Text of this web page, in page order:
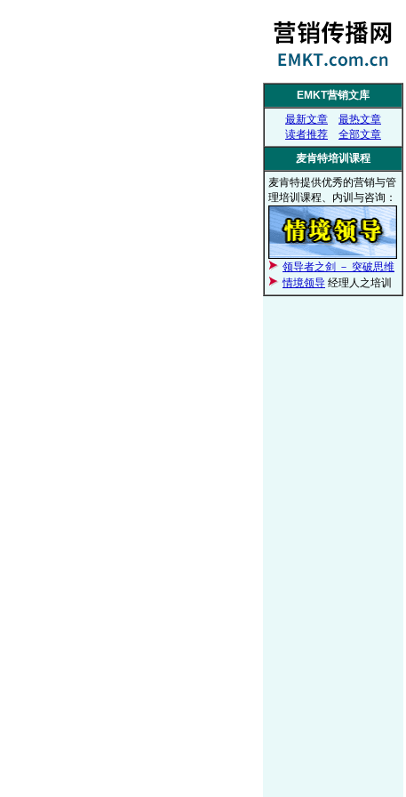
EMKT营销文库
最新文章
最热文章
读者推荐
全部文章
麦肯特培训课程
麦肯特提供优秀的营销与管
理培训课程、内训与咨询：
领导者之剑 － 突破思维
情境领导 经理人之培训